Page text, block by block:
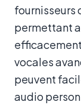
fournisseurs
permettant
vocales
peuvent
audio